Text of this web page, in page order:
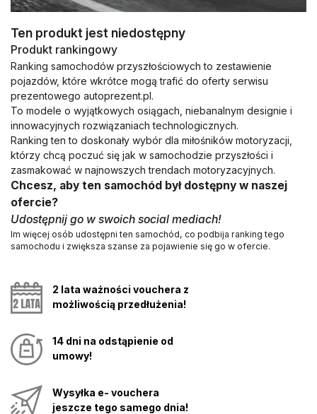
Ten produkt jest niedostępny
Produkt rankingowy
Ranking samochodów przyszłościowych to zestawienie
pojazdów, które wkrótce mogą trafić do oferty serwisu
prezentowego autoprezent.pl.
To modele o wyjątkowych osiągach, niebanalnym designie i
innowacyjnych rozwiązaniach technologicznych.
Ranking ten to doskonały wybór dla miłośników motoryzacji,
którzy chcą poczuć się jak w samochodzie przyszłości i
zasmakować w najnowszych trendach motoryzacyjnych.
Chcesz, aby ten samochód był dostępny w naszej
ofercie?
Udostępnij go w swoich social mediach!
Im więcej osób udostępni ten samochód, co podbija ranking tego
samochodu i zwiększa szanse za pojawienie się go w ofercie.
2 lata ważności vouchera z
możliwością przedłużenia!
14 dni na odstąpienie od
umowy!
Wysyłka e- vouchera
jeszcze tego samego dnia!